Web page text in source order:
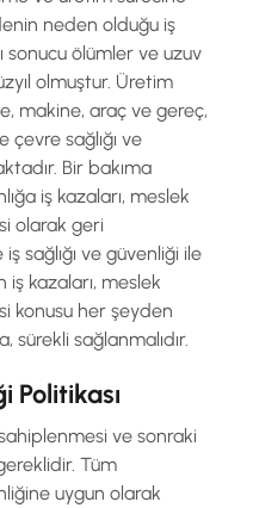
neden olduğu iş
sonucu ölümler ve uzuv
olmuştur. Üretim
makine, araç ve gereç,
çevre sağlığı ve
Bir bakıma
iş kazaları, meslek
olarak geri
sağlığı ve güvenliği ile
kazaları, meslek
konusu her şeyden
sürekli sağlanmalıdır.
Politikası
ve sonraki
Tüm
uygun olarak